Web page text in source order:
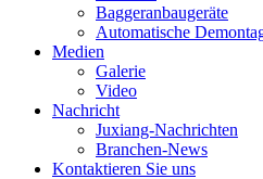
Baggeranbaugeräte
Automatische
Medien
Galerie
Video
Nachricht
Juxiang-Nachrichten
Branchen-News
Kontaktieren Sie uns